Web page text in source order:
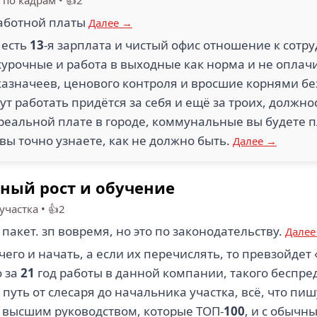
платы Далее →
13-я зарплата и чистый офис отношение к
и работа в выходные как норма и не
ценового контроля и вросшие корнями
работать придётся за себя и ещё за троих,
плате в городе, коммунальные вы будете
точно узнаете, как не должно быть. Далее →
рост и обучение
• 👍2
зп вовремя, но это по законодательству.
и начать, а если их перечислять, то
за 21 год работы в данной компании, такого
от слесаря до начальника участка, всё, что
руководством, которые ТОП-100, и с